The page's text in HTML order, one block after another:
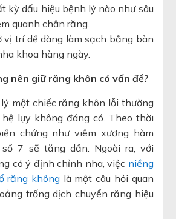
kỳ dấu hiệu bệnh lý nào như sâu
quanh chân răng.
vị trí dễ dàng làm sạch bằng bàn
khoa hàng ngày.
nên giữ răng khôn có vấn đề?
một chiếc răng khôn lỗi thường
lụy không đáng có. Theo thời
chứng như viêm xương hàm
7 sẽ tăng dần. Ngoài ra, với
có ý định chỉnh nha, việc niềng
răng không là một câu hỏi quan
trống dịch chuyển răng hiệu